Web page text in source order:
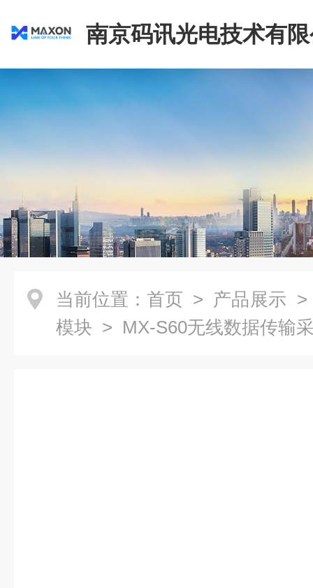
南京码讯光电技术有
当前位置： 首页 > 产品展示
模块 > MX-S60无线数据传输